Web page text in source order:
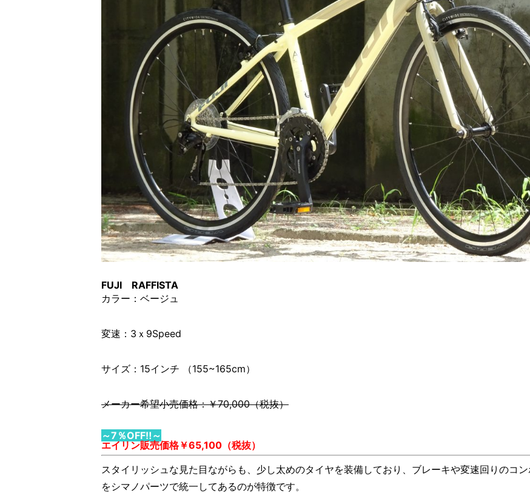
FUJI RAFFISTA
カラー：ベージュ
変速：3ｘ9Speed
サイズ：15インチ （155~165cm）
メーカー希望小売価格：￥70,000（税抜）
～7％OFF‼～
エイリン販売価格￥65,100（税抜）
スタイリッシュな見た目ながらも、少し太めのタイヤを装備しており、ブレーキや変速回りのコン
をシマノパーツで統一してあるのが特徴です。